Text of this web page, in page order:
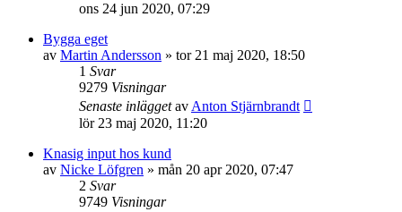
ons 24 jun 2020, 07:29
Bygga eget
av Martin Andersson » tor 21 maj 2020, 18:50
1 Svar
9279 Visningar
Senaste inläggetav Anton Stjärnbrandt
lör 23 maj 2020, 11:20
Knasig input hos kund
av Nicke Löfgren » mån 20 apr 2020, 07:47
2 Svar
9749 Visningar